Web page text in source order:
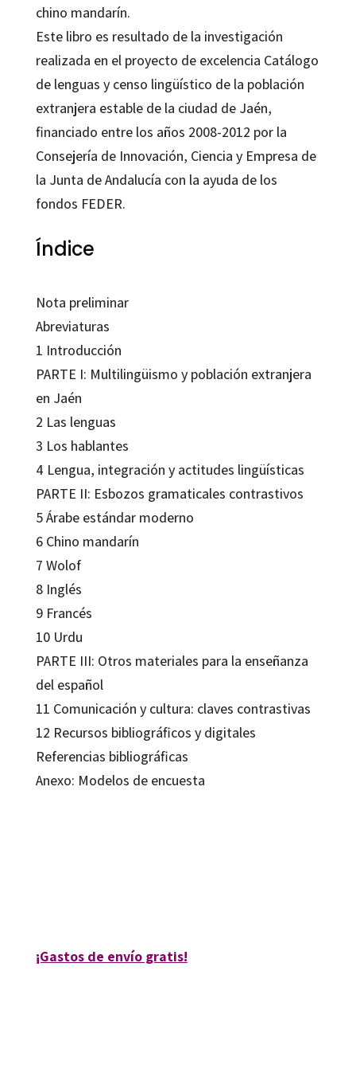
chino mandarín.
Este libro es resultado de la investigación
realizada en el proyecto de excelencia Catálogo
de lenguas y censo lingüístico de la población
extranjera estable de la ciudad de Jaén,
financiado entre los años 2008-2012 por la
Consejería de Innovación, Ciencia y Empresa de
la Junta de Andalucía con la ayuda de los
fondos FEDER.
Índice
Nota preliminar
Abreviaturas
1 Introducción
PARTE I: Multilingüismo y población extranjera
en Jaén
2 Las lenguas
3 Los hablantes
4 Lengua, integración y actitudes lingüísticas
PARTE II: Esbozos gramaticales contrastivos
5 Árabe estándar moderno
6 Chino mandarín
7 Wolof
8 Inglés
9 Francés
10 Urdu
PARTE III: Otros materiales para la enseñanza
del español
11 Comunicación y cultura: claves contrastivas
12 Recursos bibliográficos y digitales
Referencias bibliográficas
Anexo: Modelos de encuesta
¡Gastos de envío gratis!